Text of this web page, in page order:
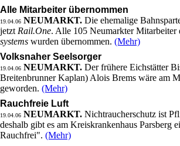
Alle Mitarbeiter übernommen
19.04.06 NEUMARKT. Die ehemalige
jetzt Rail.One. Alle 105 Neumarkter Mitarbeiter
systems wurden übernommen. (Mehr)
Volksnaher Seelsorger
19.04.06 NEUMARKT. Der frühere Eichstätter
Breitenbrunner Kaplan) Alois Brems wäre am
geworden. (Mehr)
Rauchfreie Luft
19.04.06 NEUMARKT. Nichtraucherschutz ist
deshalb gibt es am Kreiskrankenhaus Parsberg
Rauchfrei". (Mehr)